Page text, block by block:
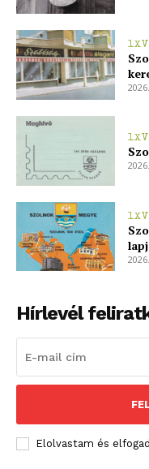
Hírlevél
Elolvastam és